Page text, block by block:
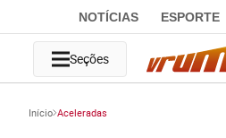
NOTÍCIAS ESPORTE
Seções
Início Aceleradas